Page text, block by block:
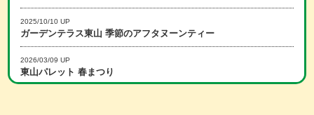
2025/10/10 UP
ガーデンテラス東山 季節のアフタヌーンティー
2026/03/09 UP
東山パレット 春まつり